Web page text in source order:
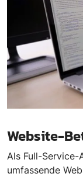
Website-
Als Full-Service-
umfassende